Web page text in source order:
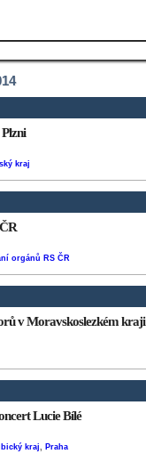
kraj
orgánů RS ČR
v Moravskoslezkém kraji
Lucie Bílé
kraj, Praha